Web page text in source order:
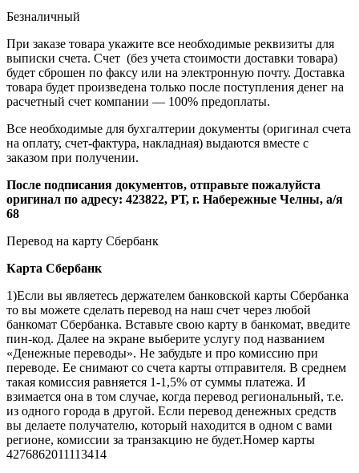
Безналичный
При заказе товара укажите все необходимые реквизиты для
выписки счета. Счет (без учета стоимости доставки товара)
будет сброшен по факсу или на электронную почту. Доставка
товара будет произведена только после поступления денег на
расчетный счет компании — 100% предоплаты.
Все необходимые для бухгалтерии документы (оригинал счета
на оплату, счет-фактура, накладная) выдаются вместе с
заказом при получении.
После подписания документов, отправьте пожалуйста
оригинал по адресу: 423822, РТ, г. Набережные Челны, а/я
68
Перевод на карту Сбербанк
Карта Сбербанк
1)Если вы являетесь держателем банковской карты Сбербанка
то вы можете сделать перевод на наш счет через любой
банкомат Сбербанка. Вставьте свою карту в банкомат, введите
пин-код. Далее на экране выберите услугу под названием
«Денежные переводы». Не забудьте и про комиссию при
переводе. Ее снимают со счета карты отправителя. В среднем
такая комиссия равняется 1-1,5% от суммы платежа. И
взимается она в том случае, когда перевод региональный, т.е.
из одного города в другой. Если перевод денежных средств
вы делаете получателю, который находится в одном с вами
регионе, комиссии за транзакцию не будет.Номер карты
4276862011113414